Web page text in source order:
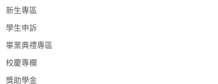
新生專區
學生申訴
畢業典禮專區
校慶專欄
獎助學金